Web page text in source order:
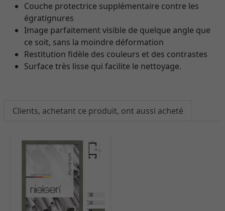
Couche protectrice supplémentaire contre les
égratignures
Image parfaitement visible de quelque angle que
ce soit, sans la moindre déformation
Restitution fidèle des couleurs et des contrastes
Surface très lisse qui facilite le nettoyage.
Clients, achetant ce produit, ont aussi acheté